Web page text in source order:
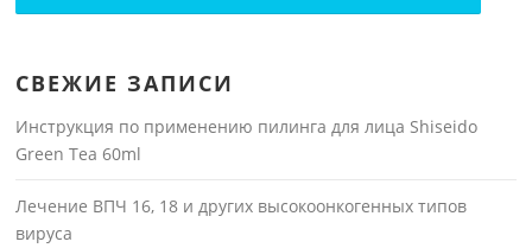
СВЕЖИЕ ЗАПИСИ
Инструкция по применению пилинга для лица Shiseido
Green Tea 60ml
Лечение ВПЧ 16, 18 и других высокоонкогенных типов
вируса